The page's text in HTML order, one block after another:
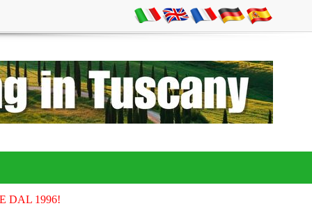
DAL 1996!